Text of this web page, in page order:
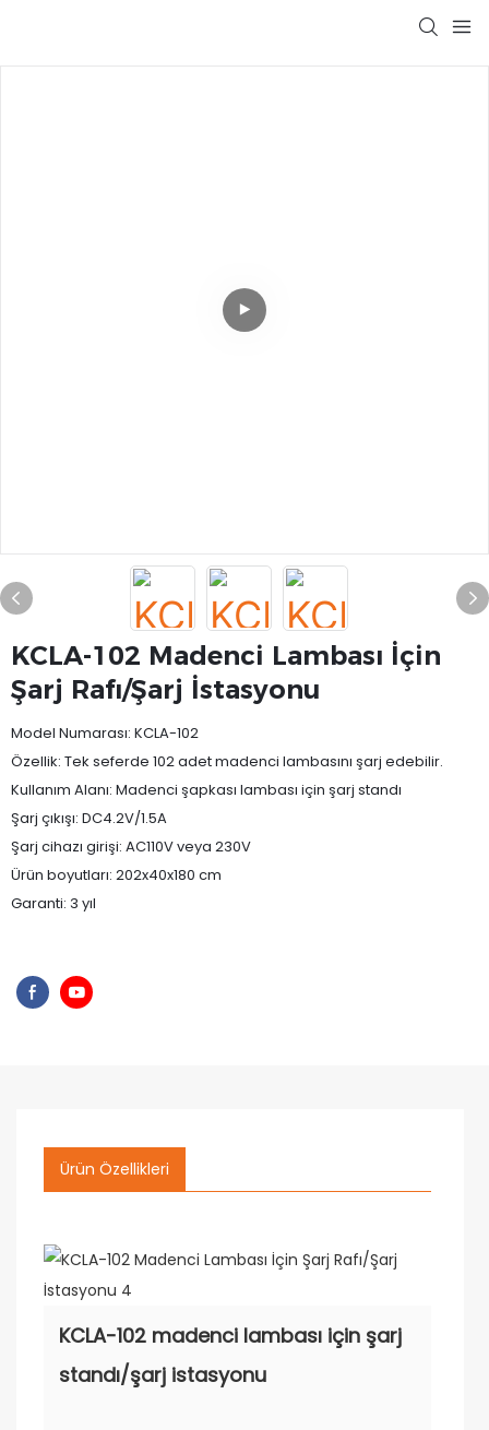
KCLA-102 Madenci Lambası İçin
Şarj Rafı/Şarj İstasyonu
Model Numarası: KCLA-102
Özellik: Tek seferde 102 adet madenci lambasını şarj edebilir.
Kullanım Alanı: Madenci şapkası lambası için şarj standı
Şarj çıkışı: DC4.2V/1.5A
Şarj cihazı girişi: AC110V veya 230V
Ürün boyutları: 202x40x180 cm
Garanti: 3 yıl
Ürün Özellikleri
KCLA-102 madenci lambası için şarj
standı/şarj istasyonu